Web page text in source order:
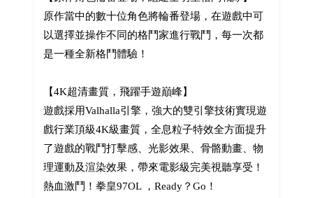
原作當中的數十位角色將輪番登場，在遊戲中可
以選擇並操作不同的格鬥家進行戰鬥，每一次都
是一種全新格鬥體驗！
【4K超清畫質，飛躍手遊巔峰】
遊戲採用Valhalla引擎，強大的雙引擎技術實現遊
戲行業頂級4K級畫質，全息粒子特效全方面提升
了遊戲的戰鬥打擊感、光影效果、骨骼動畫、物
理運動及渲染效果，帶來電影級完美視聽享受！
熱血激鬥！拳皇97OL ，Ready？Go！